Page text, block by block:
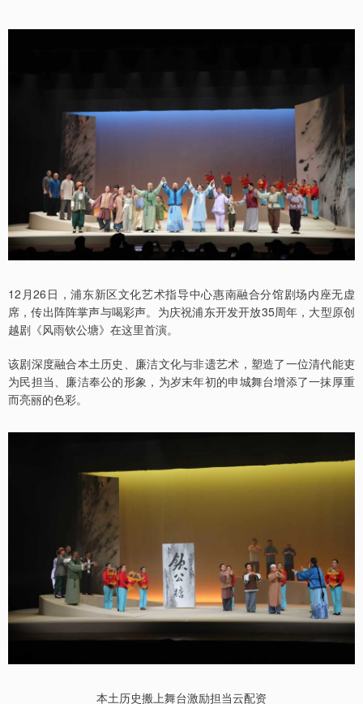
12月26日，浦东新区文化艺术指导中心惠南融合分馆剧场内座无虚
席，传出阵阵掌声与喝彩声。为庆祝浦东开发开放35周年，大型原创
越剧《风雨钦公塘》在这里首演。
该剧深度融合本土历史、廉洁文化与非遗艺术，塑造了一位清代能吏
为民担当、廉洁奉公的形象，为岁末年初的申城舞台增添了一抹厚重
而亮丽的色彩。
本土历史搬上舞台激励担当云配资